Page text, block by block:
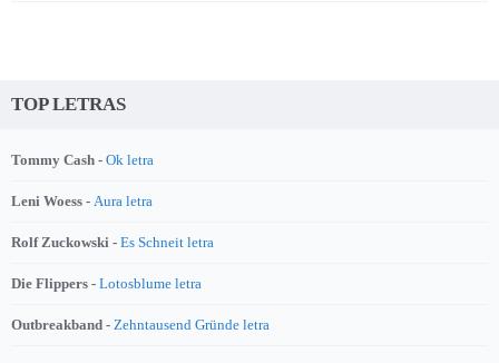
TOP LETRAS
Tommy Cash - Ok letra
Leni Woess - Aura letra
Rolf Zuckowski - Es Schneit letra
Die Flippers - Lotosblume letra
Outbreakband - Zehntausend Gründe letra